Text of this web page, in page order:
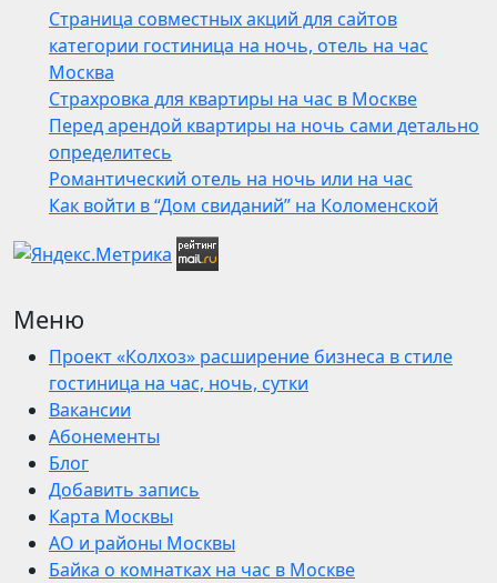
Страница совместных акций для сайтов
категории гостиница на ночь, отель на час
Москва
Страхровка для квартиры на час в Москве
Перед арендой квартиры на ночь сами детально
определитесь
Романтический отель на ночь или на час
Как войти в “Дом свиданий” на Коломенской
Меню
Проект «Колхоз» расширение бизнеса в стиле
гостиница на час, ночь, сутки
Вакансии
Абонементы
Блог
Добавить запись
Карта Москвы
АО и районы Москвы
Байка о комнатках на час в Москве